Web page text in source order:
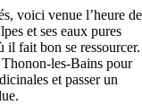
voici venue l’heure de
et ses eaux pures
il fait bon se ressourcer.
les-Bains pour
et passer un